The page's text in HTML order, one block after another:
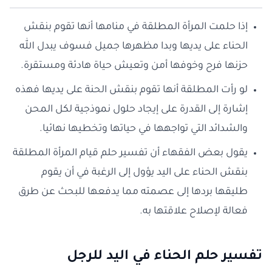
إذا حلمت المرأة المطلقة في منامها أنها تقوم بنقش
الحناء على يديها وبدا مظهرها جميل فسوف يبدل الله
حزنها فرح وخوفها أمن وتعيش حياة هادئة ومستقرة.
لو رأت المطلقة أنها تقوم بنقش الحنة على يديها فهذه
إشارة إلى القدرة على إيجاد حلول نموذجية لكل المحن
والشدائد التي تواجهها في حياتها وتخطيها نهائيا.
يقول بعض الفقهاء أن تفسير حلم قيام المرأة المطلقة
بنقش الحناء على اليد يؤول إلى الرغبة في أن يقوم
طليقها بردها إلى عصمته مما يدفعها للبحث عن طرق
فعالة لإصلاح علاقتها به.
تفسير حلم الحناء في اليد للرجل